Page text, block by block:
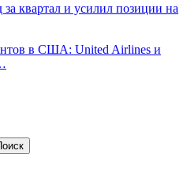
квартал и усилил позиции на
в США: United Airlines и